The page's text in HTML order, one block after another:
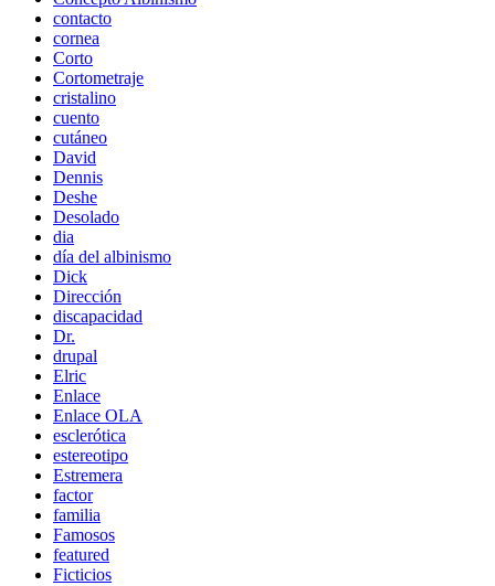
contacto
cornea
Corto
Cortometraje
cristalino
cuento
cutáneo
David
Dennis
Deshe
Desolado
dia
día del albinismo
Dick
Dirección
discapacidad
Dr.
drupal
Elric
Enlace
Enlace OLA
esclerótica
estereotipo
Estremera
factor
familia
Famosos
featured
Ficticios